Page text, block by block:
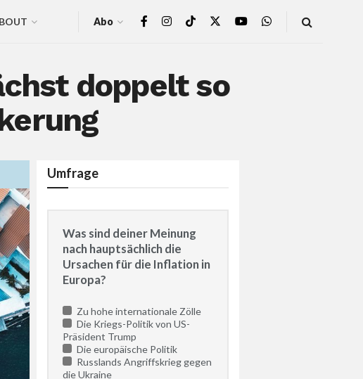
Abo
doppelt so
Umfrage
Was sind deiner Meinung
nach hauptsächlich die
Ursachen für die Inflation in
Europa?
Zu hohe internationale Zölle
Die Kriegs-Politik von US-
Präsident Trump
Die europäische Politik
Russlands Angriffskrieg gegen
die Ukraine